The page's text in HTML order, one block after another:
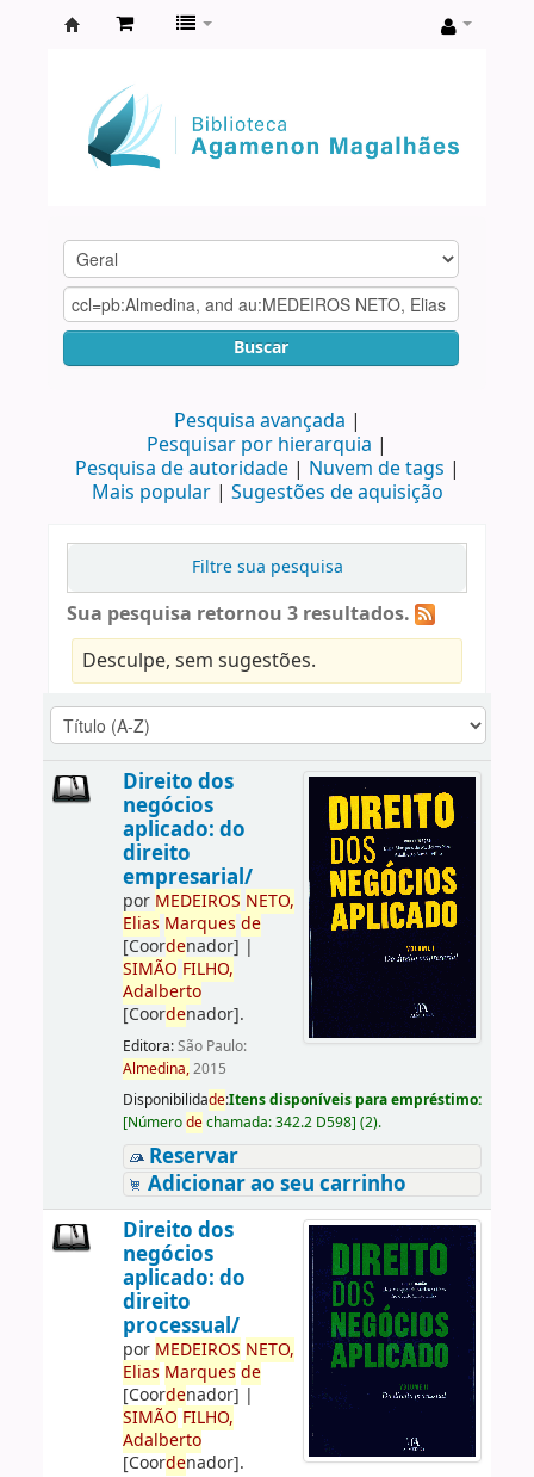
Agamenon
Magalhães
Buscar
Pesquisa avançada
Pesquisar por hierarquia
Pesquisa de autoridade
Nuvem de tags
Mais popular
Sugestões de aquisição
Filtre sua pesquisa
Sua pesquisa retornou 3 resultados.
Desculpe, sem sugestões.
Direito dos
negócios
aplicado: do
direito
empresarial/
por MEDEIROS NETO,
Elias Marques de
[Coordenador] |
SIMÃO FILHO,
Adalberto
[Coordenador].
Editora:São Paulo:
Almedina,2015
Disponibilidade:Itens disponíveis para empréstimo:
[Númerodechamada:342.2 D598] (2).
Reservar
Adicionar ao seu carrinho
Direito dos
negócios
aplicado: do
direito
processual/
por MEDEIROS NETO,
Elias Marques de
[Coordenador] |
SIMÃO FILHO,
Adalberto
[Coordenador].